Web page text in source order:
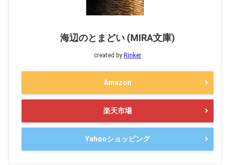
海辺のとまどい (MIRA文庫)
created by Rinker
Amazon
楽天市場
Yahooショッピング